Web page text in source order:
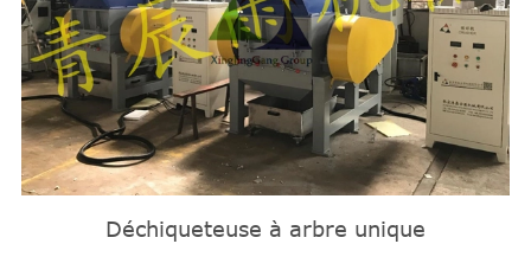
Déchiqueteuse à arbre unique